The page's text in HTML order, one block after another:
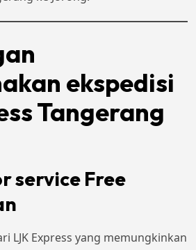
ekspedisi
Tangerang
service Free
LJK Express yang memungkinkan